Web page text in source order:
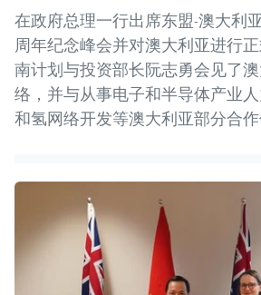
在政府总理一行出席东盟-澳大利
周年纪念峰会并对澳大利亚进行
南计划与投资部长阮志勇会见了
络，并与从事电子和半导体产业
和氢网络开发等澳大利亚部分合作